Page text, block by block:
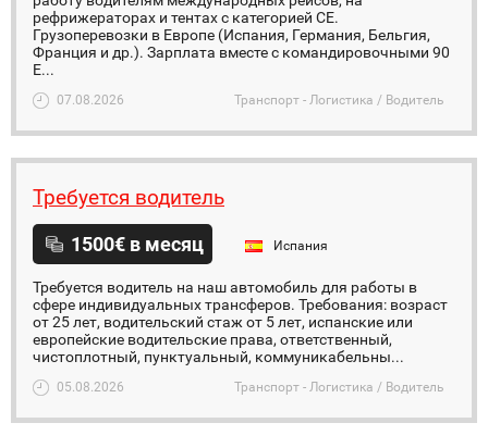
рефрижераторах и тентах с категорией СЕ.
Грузоперевозки в Европе (Испания, Германия, Бельгия,
Франция и др.). Зарплата вместе с командировочными 90
Е...
07.08.2026 Транспорт - Логистика / Водитель
Требуется водитель
1500€ в месяц Испания
Требуется водитель на наш автомобиль для работы в
сфере индивидуальных трансферов. Требования: возраст
от 25 лет, водительский стаж от 5 лет, испанские или
европейские водительские права, ответственный,
чистоплотный, пунктуальный, коммуникабельны...
05.08.2026 Транспорт - Логистика / Водитель